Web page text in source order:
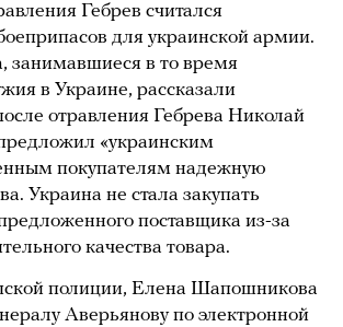
Гебрев считался
для украинской армии.
занимавшиеся в то время
в Украине, рассказали
отравления Гебрева Николай
«украинским
покупателям надежную
Украина не стала закупать
поставщика из-за
качества товара.
полиции, Елена Шапошникова
Аверьянову по электронной